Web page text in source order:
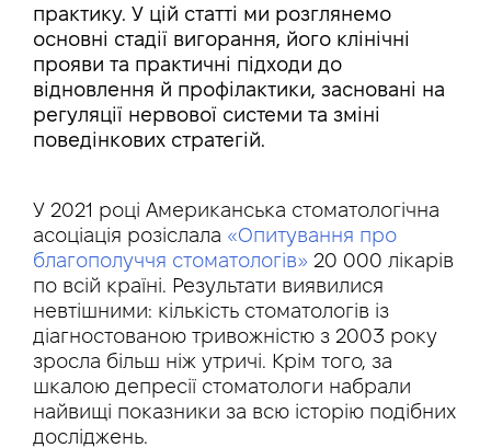
практику. У цій статті ми розглянемо
основні стадії вигорання, його клінічні
прояви та практичні підходи до
відновлення й профілактики, засновані на
регуляції нервової системи та зміні
поведінкових стратегій.
У 2021 році Американська стоматологічна
асоціація розіслала «Опитування про
благополуччя стоматологів» 20 000 лікарів
по всій країні. Результати виявилися
невтішними: кількість стоматологів із
діагностованою тривожністю з 2003 року
зросла більш ніж утричі. Крім того, за
шкалою депресії стоматологи набрали
найвищі показники за всю історію подібних
досліджень.